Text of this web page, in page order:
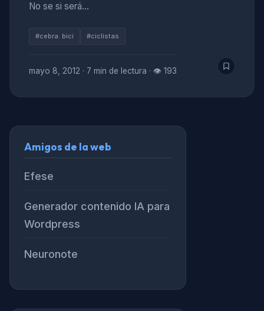
No se si será…
#cebra. bici #ciclistas
mayo 8, 2012 · 7 min de lectura · 👁 193
Amigos de la web
Efese
Generador contenido IA para
Wordpress
Neuronote